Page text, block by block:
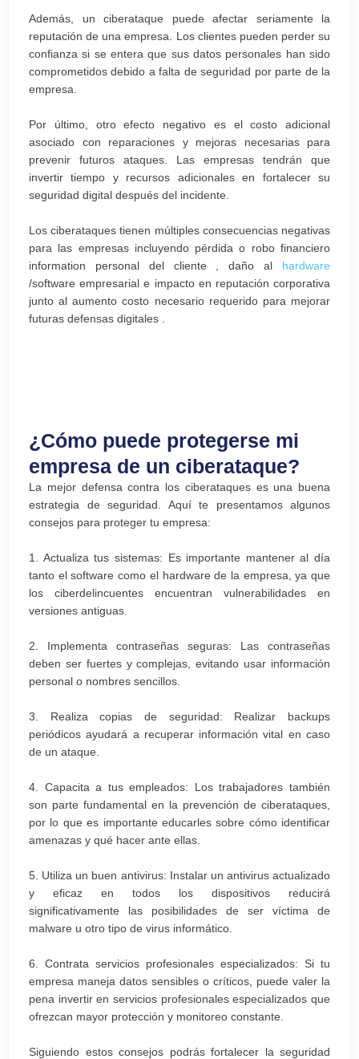
Además, un ciberataque puede afectar seriamente la
reputación de una empresa. Los clientes pueden perder su
confianza si se entera que sus datos personales han sido
comprometidos debido a falta de seguridad por parte de la
empresa.
Por último, otro efecto negativo es el costo adicional
asociado con reparaciones y mejoras necesarias para
prevenir futuros ataques. Las empresas tendrán que
invertir tiempo y recursos adicionales en fortalecer su
seguridad digital después del incidente.
Los ciberataques tienen múltiples consecuencias negativas
para las empresas incluyendo pérdida o robo financiero
information personal del cliente , daño al hardware
/software empresarial e impacto en reputación corporativa
junto al aumento costo necesario requerido para mejorar
futuras defensas digitales .
¿Cómo puede protegerse mi
empresa de un ciberataque?
La mejor defensa contra los ciberataques es una buena
estrategia de seguridad. Aquí te presentamos algunos
consejos para proteger tu empresa:
1. Actualiza tus sistemas: Es importante mantener al día
tanto el software como el hardware de la empresa, ya que
los ciberdelincuentes encuentran vulnerabilidades en
versiones antiguas.
2. Implementa contraseñas seguras: Las contraseñas
deben ser fuertes y complejas, evitando usar información
personal o nombres sencillos.
3. Realiza copias de seguridad: Realizar backups
periódicos ayudará a recuperar información vital en caso
de un ataque.
4. Capacita a tus empleados: Los trabajadores también
son parte fundamental en la prevención de ciberataques,
por lo que es importante educarles sobre cómo identificar
amenazas y qué hacer ante ellas.
5. Utiliza un buen antivirus: Instalar un antivirus actualizado
y eficaz en todos los dispositivos reducirá
significativamente las posibilidades de ser víctima de
malware u otro tipo de virus informático.
6. Contrata servicios profesionales especializados: Si tu
empresa maneja datos sensibles o críticos, puede valer la
pena invertir en servicios profesionales especializados que
ofrezcan mayor protección y monitoreo constante.
Siguiendo estos consejos podrás fortalecer la seguridad